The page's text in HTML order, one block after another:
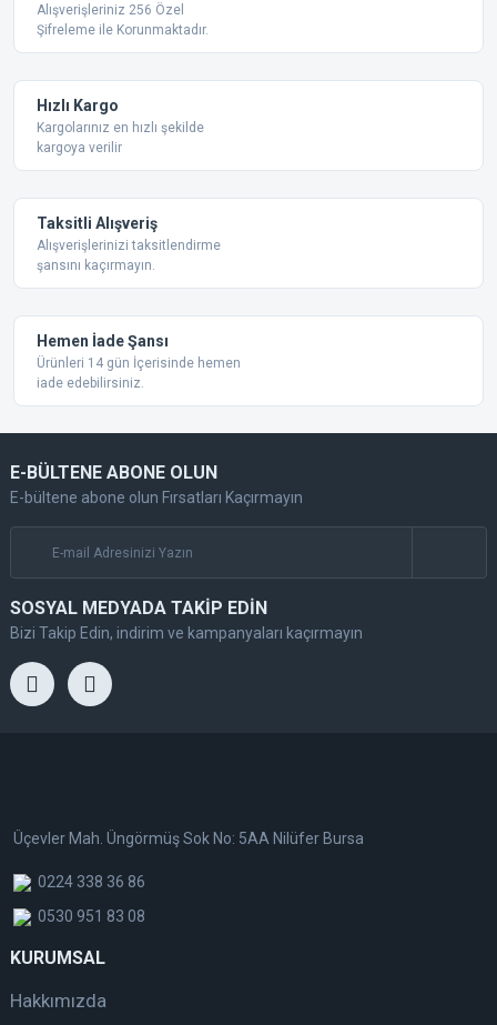
Alışverişleriniz 256 Özel
Şifreleme ile Korunmaktadır.
Hızlı Kargo
Kargolarınız en hızlı şekilde
kargoya verilir
Taksitli Alışveriş
Alışverişlerinizi taksitlendirme
şansını kaçırmayın.
Hemen İade Şansı
Ürünleri 14 gün İçerisinde hemen
iade edebilirsiniz.
E-BÜLTENE ABONE OLUN
E-bültene abone olun Fırsatları Kaçırmayın
SOSYAL MEDYADA TAKİP EDİN
Bizi Takip Edin, indirim ve kampanyaları kaçırmayın
Üçevler Mah. Üngörmüş Sok No: 5AA Nilüfer Bursa
0224 338 36 86
0530 951 83 08
KURUMSAL
Hakkımızda